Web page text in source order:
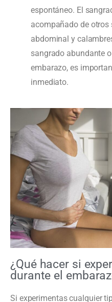
espontáneo. El
acompañado de
abdominal y
sangrado abundante
embarazo, es
inmediato.
¿Qué hacer si
durante el
Si experimentas cualquier